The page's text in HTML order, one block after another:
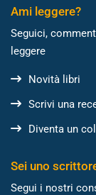
Ami leggere?
Seguici,
leggere
Novità libri
Scrivi una
Diventa un
Sei uno
Segui i nostri